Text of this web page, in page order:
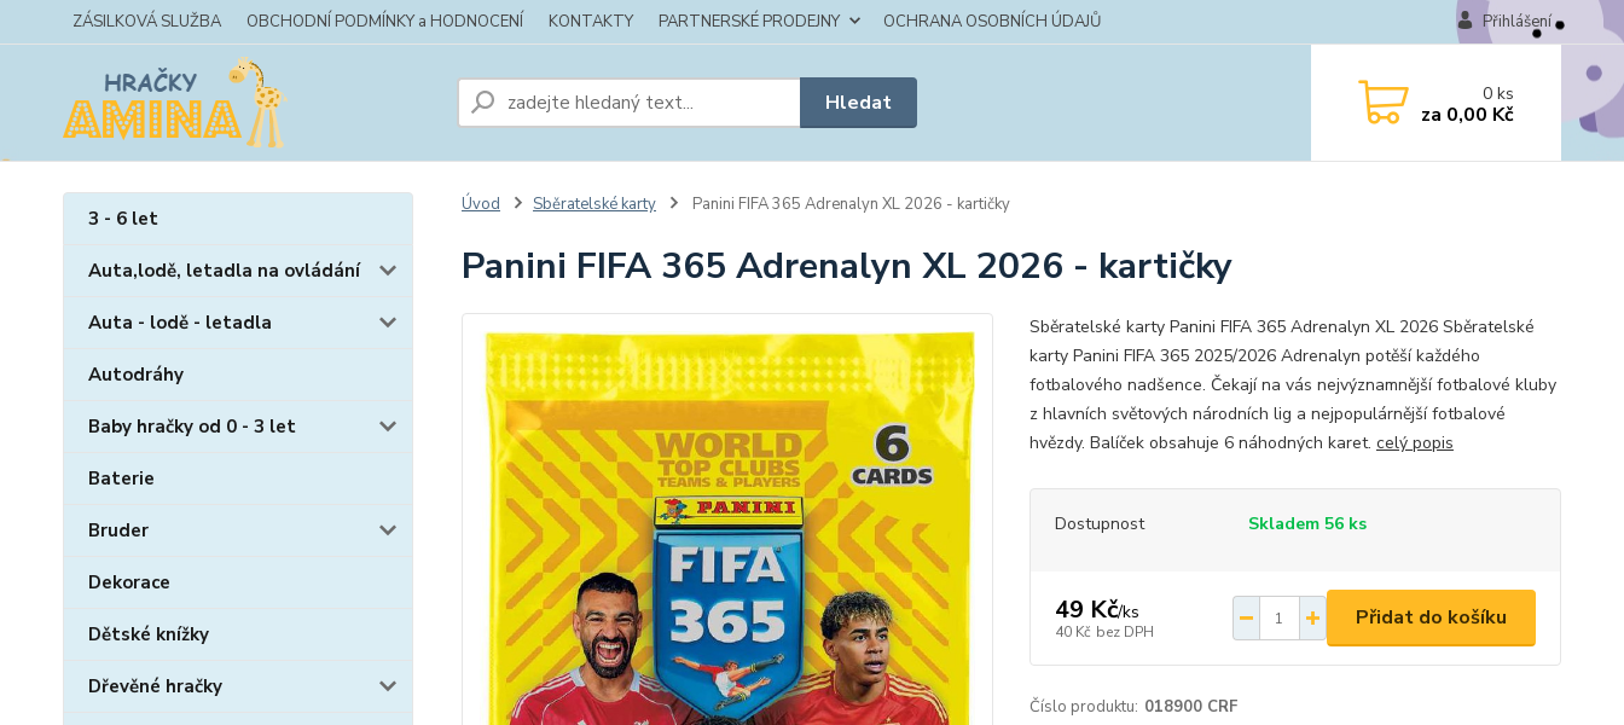
ZÁSILKOVÁ SLUŽBA OBCHODNÍ PODMÍNKY a HODNOCENÍ KONTAKTY PARTNERSKÉ PRODEJNY OCHRANA OSOBNÍCH ÚDAJŮ Přihlášení
Hledat 0ks
za 0,00 Kč
3 - 6 let
Auta,lodě, letadla na ovládání
Auta - lodě - letadla
Autodráhy
Baby hračky od 0 - 3 let
Baterie
Bruder
Dekorace
Dětské knížky
Dřevěné hračky
Úvod Sběratelské karty Panini FIFA 365 Adrenalyn XL 2026 - kartičky
Panini FIFA 365 Adrenalyn XL 2026 - kartičky
Sběratelské karty Panini FIFA 365 Adrenalyn XL 2026 Sběratelské
karty Panini FIFA 365 2025/2026 Adrenalyn potěší každého
fotbalového nadšence. Čekají na vás nejvýznamnější fotbalové kluby
z hlavních světových národních lig a nejpopulárnější fotbalové
hvězdy. Balíček obsahuje 6 náhodných karet. celý popis
Dostupnost Skladem 56 ks
49 Kč/ks
40 Kč bez DPH
Přidat do košíku
Číslo produktu: 018900 CRF